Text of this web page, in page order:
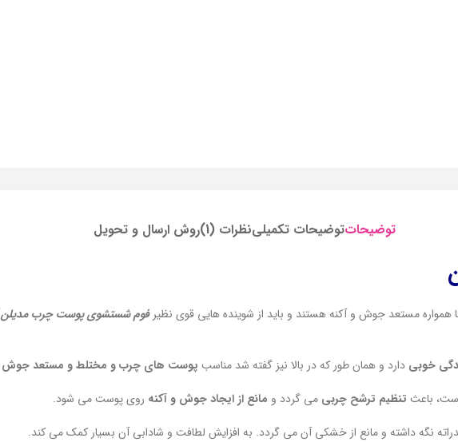
توضیحاتتوضیحات تکمیلینظرات (1) روش ارسال و تحویل
مستعد جوش و آکنه هستند و باید از شوینده هایی قوی نظیر فوم شستشوی پوست چرب مدیلن
خوبی دارد و همان طور که در بالا نیز گفته شد مناسب پوست های چرب و مختلط و مستعد جوش
باعث تنظیم ترشح چربی می گردد و مانع از ایجاد جوش و آکنه روی پوست می شود.
نگه داشته و مانع از خشکی آن می گردد. به افزایش لطافت و شادابی آن بسیار کمک می کند.